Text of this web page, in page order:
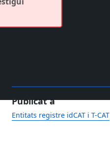
Publicat a
Entitats registre idCAT i T-CAT